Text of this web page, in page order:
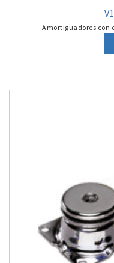
Amortiguadores con